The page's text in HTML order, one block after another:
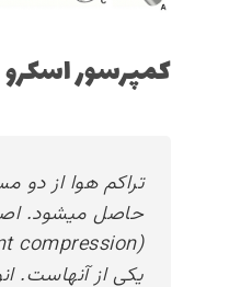
کمپرسور اسکرو
تراکم هوا از دو
حاصل میشود.
یکی از آنهاست.